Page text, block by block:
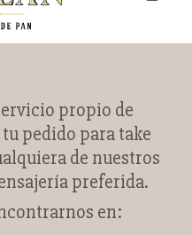
propio de
pedido para take
de nuestros
preferida.
en: